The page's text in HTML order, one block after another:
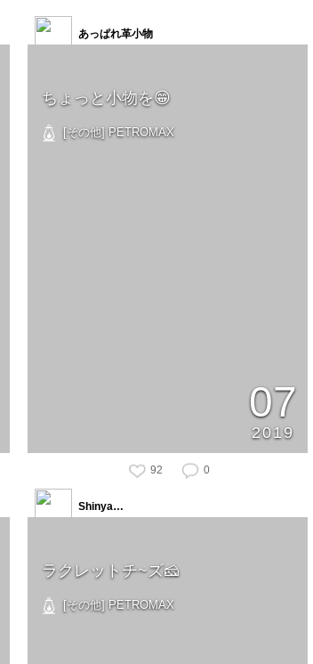
ちょっと小物を😁
[その他] PETROMAX
07
2019
あっぱれ革小物
92 0
ラクレットチ~ズ🧀
[その他] PETROMAX
Shinya…